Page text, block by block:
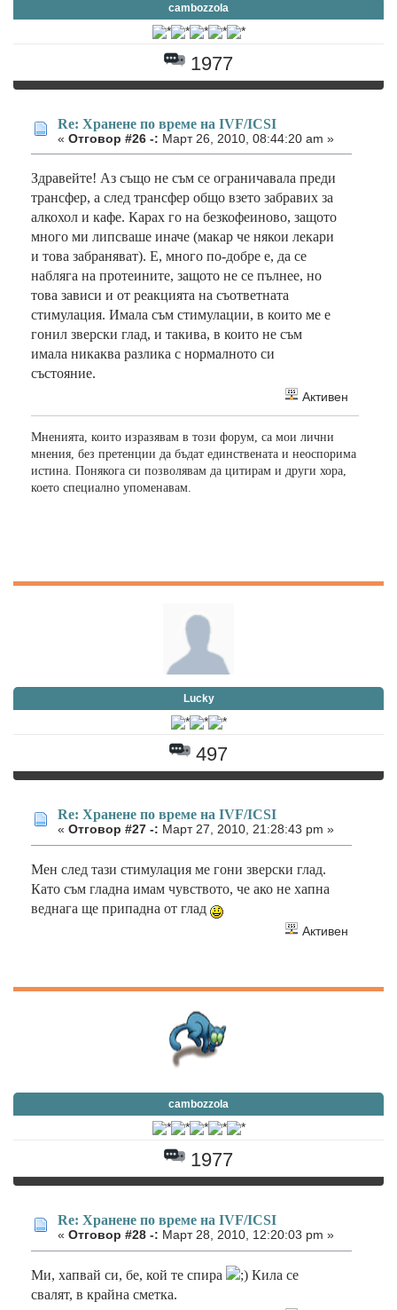
cambozzola
1977
Re: Хранене по време на IVF/ICSI
« Отговор #26 -: Март 26, 2010, 08:44:20 am »
Здравейте! Аз също не съм се ограничавала преди
трансфер, а след трансфер общо взето забравих за
алкохол и кафе. Карах го на безкофеиново, защото
много ми липсваше иначе (макар че някои лекари
и това забраняват). Е, много по-добре е, да се
набляга на протеините, защото не се пълнее, но
това зависи и от реакцията на съответната
стимулация. Имала съм стимулации, в които ме е
гонил зверски глад, и такива, в които не съм
имала никаква разлика с нормалното си
състояние.
Активен
Мненията, които изразявам в този форум, са мои лични
мнения, без претенции да бъдат единствената и неоспорима
истина. Понякога си позволявам да цитирам и други хора,
което специално упоменавам.
Lucky
497
Re: Хранене по време на IVF/ICSI
« Отговор #27 -: Март 27, 2010, 21:28:43 pm »
Мен след тази стимулация ме гони зверски глад.
Като съм гладна имам чувството, че ако не хапна
веднага ще припадна от глад
Активен
cambozzola
1977
Re: Хранене по време на IVF/ICSI
« Отговор #28 -: Март 28, 2010, 12:20:03 pm »
Ми, хапвай си, бе, кой те спира
Кила се
свалят, в крайна сметка.